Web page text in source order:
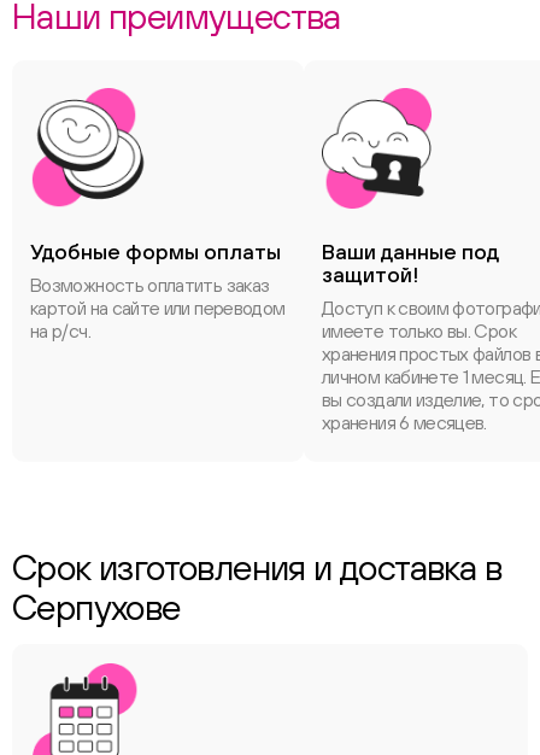
Наши преимущества
Удобные формы оплаты
Возможность оплатить заказ
картой на сайте или переводом
на р/сч.
Ваши данные под
защитой!
Доступ к своим
имеете только вы. Срок
хранения простых файлов
личном кабинете 1 месяц.
вы создали изделие, то
хранения 6 месяцев.
Срок изготовления и доставка в
Серпухове